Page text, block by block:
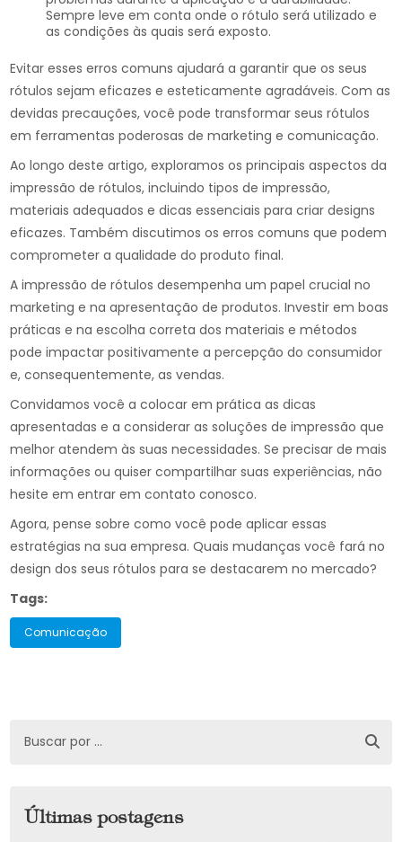
Sempre leve em conta onde o rótulo será utilizado e
as condições às quais será exposto.
Evitar esses erros comuns ajudará a garantir que os seus
rótulos sejam eficazes e esteticamente agradáveis. Com as
devidas precauções, você pode transformar seus rótulos
em ferramentas poderosas de marketing e comunicação.
Ao longo deste artigo, exploramos os principais aspectos da
impressão de rótulos, incluindo tipos de impressão,
materiais adequados e dicas essenciais para criar designs
eficazes. Também discutimos os erros comuns que podem
comprometer a qualidade do produto final.
A impressão de rótulos desempenha um papel crucial no
marketing e na apresentação de produtos. Investir em boas
práticas e na escolha correta dos materiais e métodos
pode impactar positivamente a percepção do consumidor
e, consequentemente, as vendas.
Convidamos você a colocar em prática as dicas
apresentadas e a considerar as soluções de impressão que
melhor atendem às suas necessidades. Se precisar de mais
informações ou quiser compartilhar suas experiências, não
hesite em entrar em contato conosco.
Agora, pense sobre como você pode aplicar essas
estratégias na sua empresa. Quais mudanças você fará no
design dos seus rótulos para se destacarem no mercado?
Tags:
Comunicação
Últimas postagens